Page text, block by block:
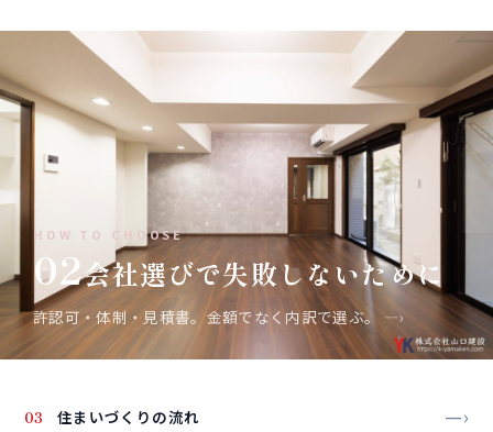
HOW TO CHOOSE
02会社選びで失敗しないために
許認可・体制・見積書。金額でなく内訳で選ぶ。 —›
03 住まいづくりの流れ —›